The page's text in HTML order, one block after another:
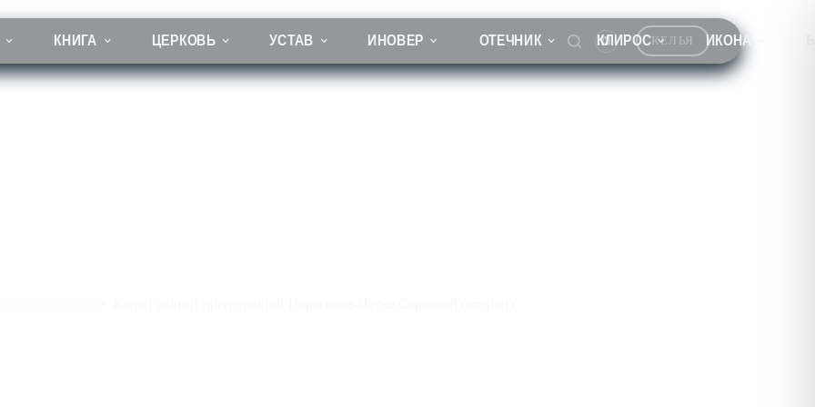
КНИГА ЦЕРКОВЬ УСТАВ ИНОВЕР ОТЕЧНИК КЛИРОС ИКОНА
КЕЛЬЯ